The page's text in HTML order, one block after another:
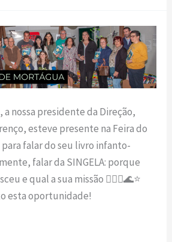
a nossa presidente da Direção,
esteve presente na Feira do
falar do seu livro infanto-
falar da SINGELA: porque
e qual a sua missão 🧜🏻‍♀️🌊⭐
esta oportunidade!